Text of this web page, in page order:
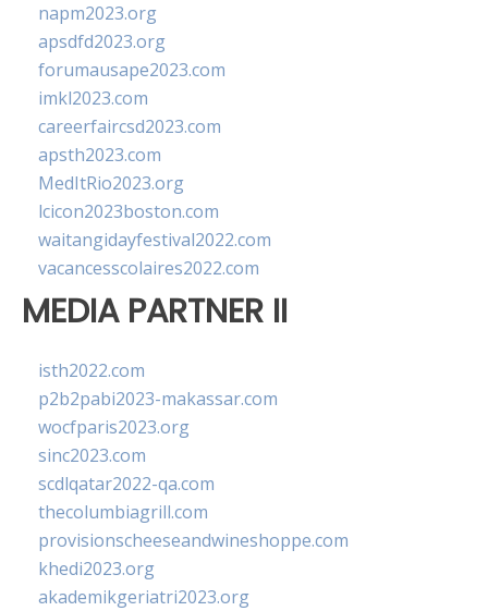
napm2023.org
apsdfd2023.org
forumausape2023.com
imkl2023.com
careerfaircsd2023.com
apsth2023.com
MedItRio2023.org
lcicon2023boston.com
waitangidayfestival2022.com
vacancesscolaires2022.com
MEDIA PARTNER II
isth2022.com
p2b2pabi2023-makassar.com
wocfparis2023.org
sinc2023.com
scdlqatar2022-qa.com
thecolumbiagrill.com
provisionscheeseandwineshoppe.com
khedi2023.org
akademikgeriatri2023.org